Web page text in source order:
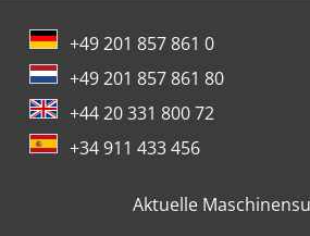
+49 201 857 861 0
+49 201 857 861 80
+44 20 331 800 72
+34 911 433 456
Aktuelle